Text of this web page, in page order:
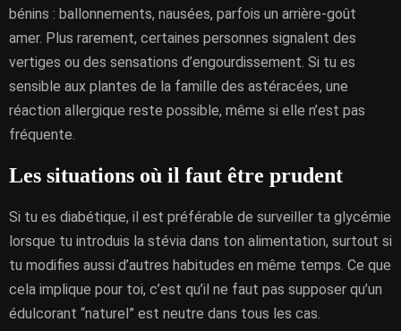
bénins : ballonnements, nausées, parfois un arrière-goût
amer. Plus rarement, certaines personnes signalent des
vertiges ou des sensations d’engourdissement. Si tu es
sensible aux plantes de la famille des astéracées, une
réaction allergique reste possible, même si elle n’est pas
fréquente.
Les situations où il faut être prudent
Si tu es diabétique, il est préférable de surveiller ta glycémie
lorsque tu introduis la stévia dans ton alimentation, surtout si
tu modifies aussi d’autres habitudes en même temps. Ce que
cela implique pour toi, c’est qu’il ne faut pas supposer qu’un
édulcorant “naturel” est neutre dans tous les cas.